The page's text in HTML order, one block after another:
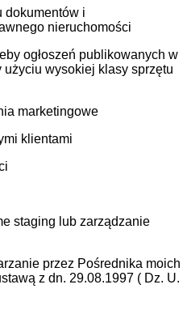
dokumentów i
nieruchomości
ogłoszeń publikowanych w
wysokiej klasy sprzętu
marketingowe
klientami
staging lub zarządzanie
przez Pośrednika moich
z dn. 29.08.1997 ( Dz. U.